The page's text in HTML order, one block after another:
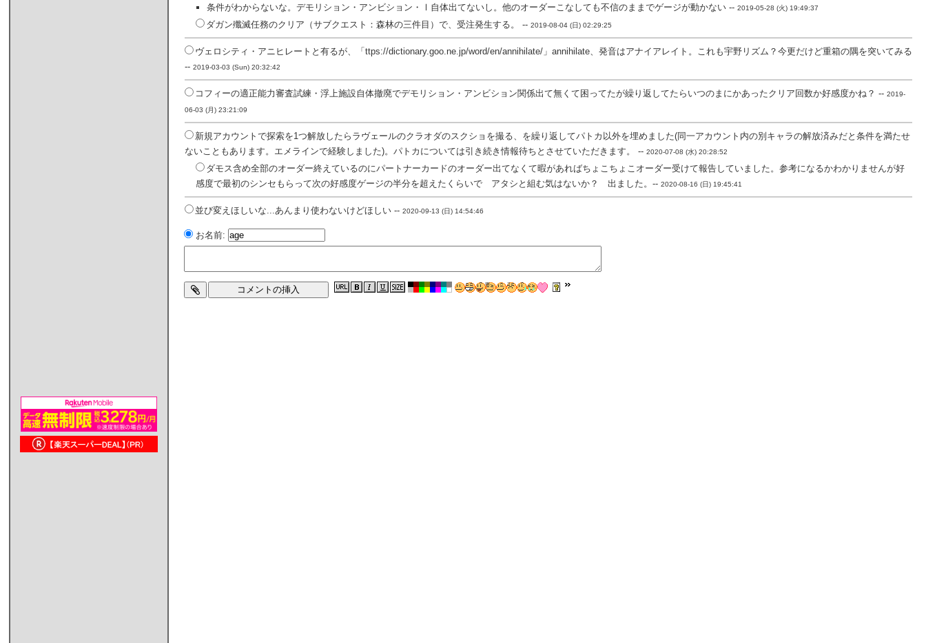
条件がわからないな。デモリション・アンビション・Ⅰ自体出てないし。他のオーダーこなしても不信のままでゲージが動かない -- 2019-05-28 (火) 19:49:37
ダガン殲滅任務のクリア（サブクエスト：森林の三件目）で、受注発生する。 -- 2019-08-04 (日) 02:29:25
ヴェロシティ・アニヒレートと有るが、「ttps://dictionary.goo.ne.jp/word/en/annihilate/」annihilate、発音はアナイアレイト。これも宇野リズム？今更だけど重箱の隅を突いてみる
-- 2019-03-03 (Sun) 20:32:42
コフィーの適正能力審査試練・浮上施設自体撤廃でデモリション・アンビション関係出て無くて困ってたが繰り返してたらいつのまにかあったクリア回数か好感度かね？ -- 2019-
06-03 (月) 23:21:09
新規アカウントで探索を1つ解放したらラヴェールのクラオダのスクショを撮る、を繰り返してパトカ以外を埋めました(同一アカウント内の別キャラの解放済みだと条件を満たせ
ないこともあります。エメラインで経験しました)。パトカについては引き続き情報待ちとさせていただきます。 -- 2020-07-08 (水) 20:28:52
ダモス含め全部のオーダー終えているのにパートナーカードのオーダー出てなくて暇があればちょこちょこオーダー受けて報告していました。参考になるかわかりませんが好
感度で最初のシンセもらって次の好感度ゲージの半分を超えたくらいで アタシと組む気はないか？ 出ました。-- 2020-08-16 (日) 19:45:41
並び変えほしいな...あんまり使わないけどほしい -- 2020-09-13 (日) 14:54:46
お名前: